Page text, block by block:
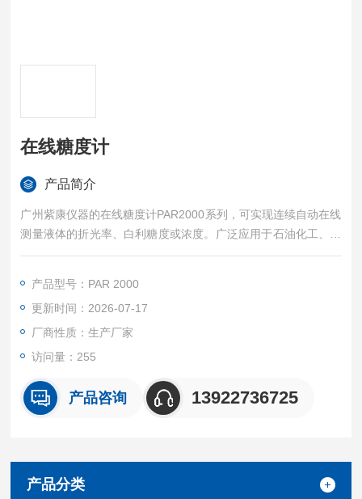
在线糖度计
产品简介
广州紫康仪器的在线糖度计PAR2000系列，可实现连续自动在线
测量液体的折光率、白利糖度或浓度。广泛应用于石油化工、香
精香料、食品饮料、日化、酿酒、制药、能源等领域。
析模式，是一款实现全自动取样、测定、排液、清洗、干燥、校
准等工作程序的工业在线过程分析仪。
产品型号：PAR 2000
更新时间：2026-07-17
厂商性质：生产厂家
访问量：255
产品咨询 13922736725
产品分类